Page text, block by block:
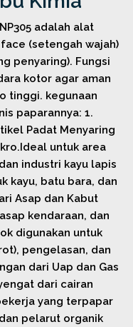
adalah alat
(setengah wajah)
penyaring). Fungsi
kotor agar aman
tinggi. kegunaan
paparannya: 1.
Padat Menyaring
untuk area
industri kayu lapis
kayu, batu bara, dan
Asap dan Kabut
kendaraan, dan
digunakan untuk
pengelasan, dan
dari Uap dan Gas
dari cairan
yang terpapar
pelarut organik